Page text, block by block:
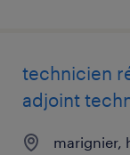
technicien
adjoint
marignier,